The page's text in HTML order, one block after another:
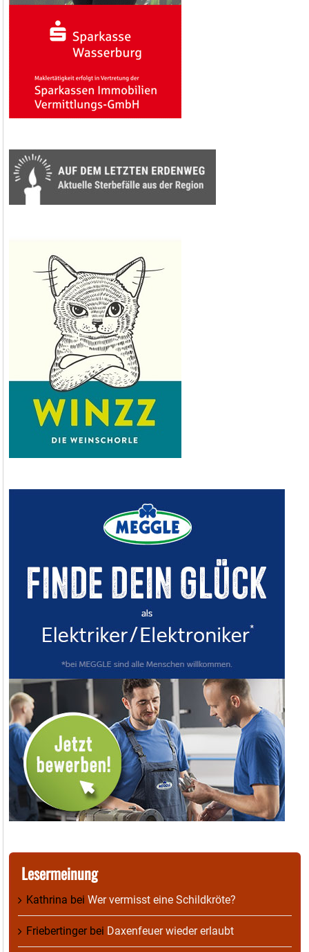
Lesermeinung
Kathrina bei Wer vermisst eine Schildkröte?
Friebertingerbei Daxenfeuer wieder erlaubt